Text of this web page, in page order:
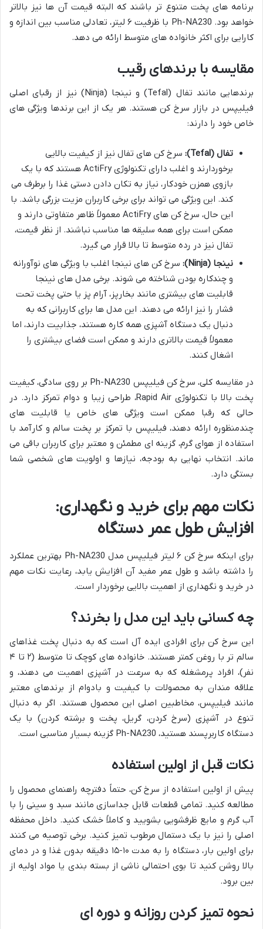
برنامه های پخت متنوع تر باشند که البته قیمت آن ها نیز بالاتر
خواهد بود. Ph-NA230 با ظرفیت ۶ لیتر، تعادلی مناسب بین اندازه و
کارایی برای اکثر خانواده های متوسط ارائه می دهد.
مقایسه با برندهای رقیب
برندهایی مانند تفال (Tefal) و نینجا (Ninja) نیز از رقبای اصلی
فیلیپس در بازار سرخ کن هستند. هر یک از این برندها ویژگی های
خاص خود را دارند:
تفال (Tefal):
سرخ کن های تفال نیز از کیفیت بالایی
برخوردارند و اغلب دارای تکنولوژی ActiFry هستند که با یک
بازوی همزن خودکار، نیاز به تکان دادن دستی غذا را برطرف می
کند. این ویژگی می تواند برای برخی کاربران مزیت بزرگی باشد. با
این حال، سرخ کن های ActiFry معمولاً ظاهر متفاوتی دارند و
ممکن است برای همه سلیقه ها مناسب نباشند. از نظر قیمت،
تفال نیز در رده متوسط تا بالا قرار می گیرد.
نینجا (Ninja):
سرخ کن های نینجا اغلب با ویژگی های نوآورانه
و چندکاره بودن شناخته می شوند. برخی مدل های نینجا
قابلیت های بیشتری مانند بخارپز، آرام پز یا حتی پخت تحت
فشار را نیز ارائه می دهند. این مدل ها برای کاربرانی که به
دنبال یک دستگاه آشپزی همه کاره هستند، جذابیت دارند، اما
معمولاً قیمت بالاتری دارند و ممکن است فضای بیشتری را
اشغال کنند.
در مقایسه کلی، سرخ کن فیلیپس Ph-NA230 بر روی سادگی، کیفیت
پخت بالا با تکنولوژی Rapid Air، طراحی زیبا و دوام تمرکز دارد. در
حالی که رقبا ممکن است ویژگی های خاص یا قابلیت های
چندمنظوره ارائه دهند، فیلیپس با تمرکز بر پخت سالم و کارآمد با
استفاده از هوای گرم، گزینه ای مطمئن و معتبر برای کاربران باقی می
ماند. انتخاب نهایی به بودجه، نیازها و اولویت های شخصی شما
بستگی دارد.
نکات مهم برای خرید و نگهداری:
افزایش طول عمر دستگاه
برای اینکه سرخ کن ۶ لیتر فیلیپس مدل Ph-NA230 بهترین عملکرد
را داشته باشد و طول عمر مفید آن افزایش یابد، رعایت نکات مهم
در خرید و نگهداری از اهمیت بالایی برخوردار است.
چه کسانی باید این مدل را بخرند؟
این سرخ کن برای افرادی ایده آل است که به دنبال پخت غذاهای
سالم تر با روغن کمتر هستند. خانواده های کوچک تا متوسط (۲ تا ۴
نفر)، افراد پرمشغله که به سرعت در آشپزی اهمیت می دهند، و
علاقه مندان به محصولات با کیفیت و بادوام از برندهای معتبر
مانند فیلیپس، مخاطبین اصلی این محصول هستند. اگر به دنبال
تنوع در آشپزی (سرخ کردن، گریل، پخت و برشته کردن) با یک
دستگاه کاربرپسند هستید، Ph-NA230 گزینه بسیار مناسبی است.
نکات قبل از اولین استفاده
پیش از اولین استفاده از سرخ کن، حتماً دفترچه راهنمای محصول را
مطالعه کنید. تمامی قطعات قابل جداسازی مانند سبد و سینی را با
آب گرم و مایع ظرفشویی بشویید و کاملاً خشک کنید. داخل محفظه
اصلی را نیز با یک دستمال مرطوب تمیز کنید. برخی توصیه می کنند
برای اولین بار، دستگاه را به مدت ۱۰-۱۵ دقیقه بدون غذا و در دمای
بالا روشن کنید تا بوی احتمالی ناشی از بسته بندی یا مواد اولیه از
بین برود.
نحوه تمیز کردن روزانه و دوره ای